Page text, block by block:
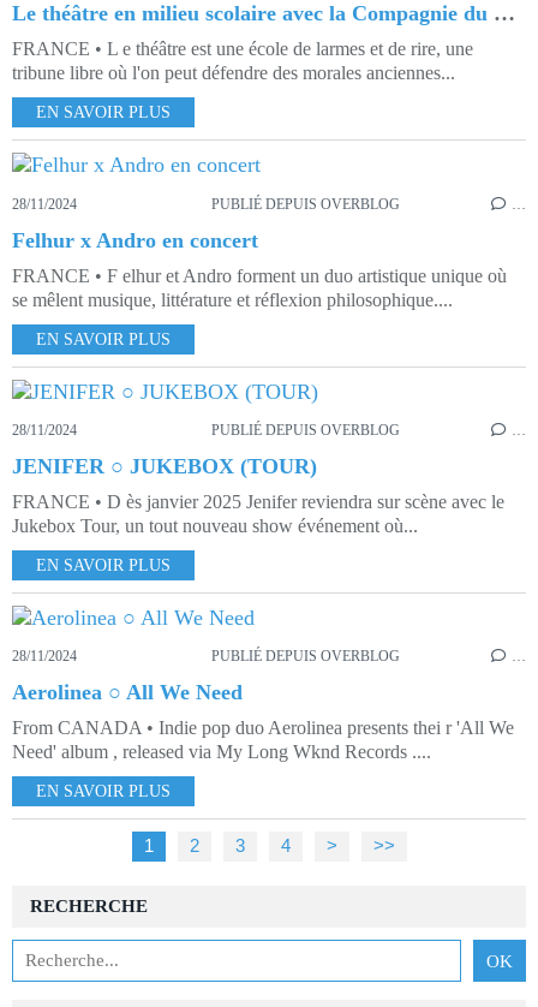
Le théâtre en milieu scolaire avec la Compagnie du Nouveau Monde, 'passeur de culture'
FRANCE • L e théâtre est une école de larmes et de rire, une
tribune libre où l'on peut défendre des morales anciennes...
EN SAVOIR PLUS
28/11/2024 PUBLIÉ DEPUIS OVERBLOG
Felhur x Andro en concert
FRANCE • F elhur et Andro forment un duo artistique unique où
se mêlent musique, littérature et réflexion philosophique....
EN SAVOIR PLUS
28/11/2024 PUBLIÉ DEPUIS OVERBLOG …
JENIFER ○ JUKEBOX (TOUR)
FRANCE • D ès janvier 2025 Jenifer reviendra sur scène avec le
Jukebox Tour, un tout nouveau show événement où...
EN SAVOIR PLUS
28/11/2024 PUBLIÉ DEPUIS OVERBLOG …
Aerolinea ○ All We Need
From CANADA • Indie pop duo Aerolinea presents thei r 'All We
Need' album , released via My Long Wknd Records ....
EN SAVOIR PLUS
1 2 3 4 > >>
RECHERCHE